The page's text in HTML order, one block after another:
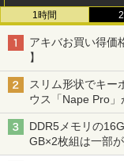
1時間
アキバお買い得価
】
スリム形状でキー
ウス「Nape Pro
DDR5メモリの
GB×2枚組は一部